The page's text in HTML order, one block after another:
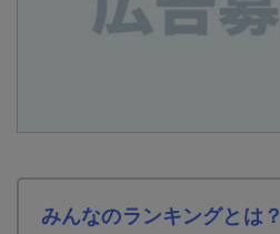
みんなのランキングとは？